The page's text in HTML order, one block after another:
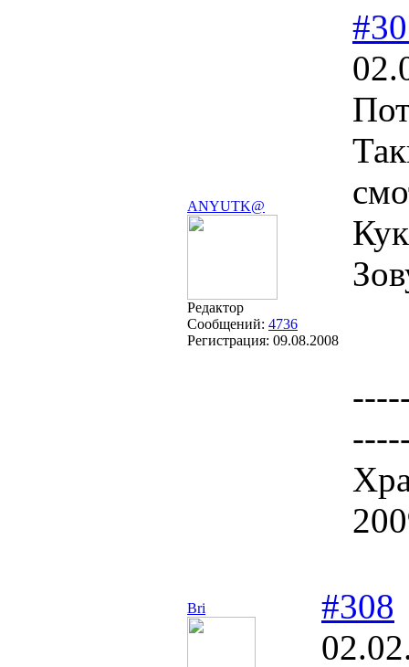
ANYUTK@
Редактор
Сообщений: 4736
Регистрация: 09.08.2008
Bri
#308